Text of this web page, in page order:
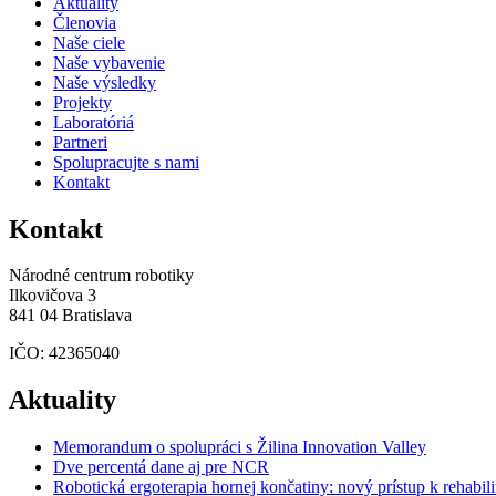
Členovia
Naše ciele
Naše vybavenie
Naše výsledky
Projekty
Laboratóriá
Partneri
Spolupracujte s nami
Kontakt
Kontakt
Národné centrum robotiky
Ilkovičova 3
841 04 Bratislava
IČO: 42365040
Aktuality
Memorandum o spolupráci s Žilina Innovation Valley
Dve percentá dane aj pre NCR
Robotická ergoterapia hornej končatiny: nový prístup k